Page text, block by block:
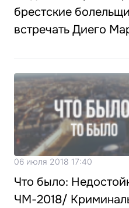
брестские
встречать Диего
06 июля 2018 17:40
Что было:
ЧМ-2018/